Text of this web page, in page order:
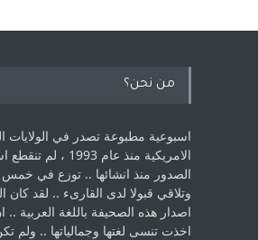
من نحن؟
اسبوعية مطبوعة تصدر في الولايات
الامريكية منذ عام
الصدور منذ انشائها .. توزع في خمس
‏وتلاقي قبولا لدى القارىء ..‏ لقد كان
اصدار هذه الصحيفة باللغة العربية ..
اخذت ‏تنسى لغتها وجمالياتها .. ولم